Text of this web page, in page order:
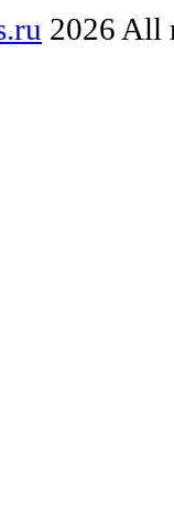
2026 All